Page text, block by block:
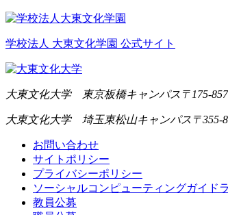
学校法人 大東文化学園 公式サイト
大東文化大学 東京板橋キャンパス 〒175-
大東文化大学 埼玉東松山キャンパス 〒
お問い合わせ
サイトポリシー
プライバシーポリシー
ソーシャルコンピューティングガイド
教員公募